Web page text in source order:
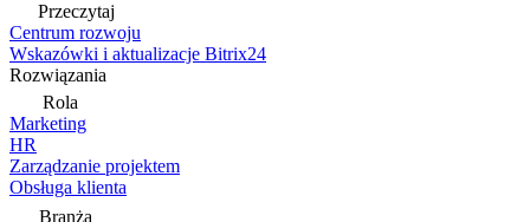
Przeczytaj
Centrum rozwoju
Wskazówki i aktualizacje Bitrix24
Rozwiązania
Rola
Marketing
HR
Zarządzanie projektem
Obsługa klienta
Branża